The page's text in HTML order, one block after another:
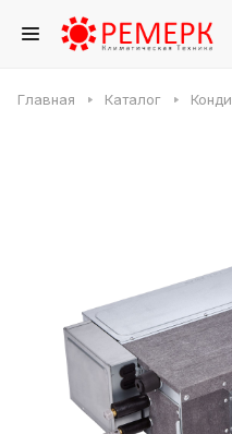
Главная Каталог